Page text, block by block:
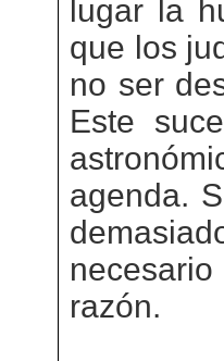
lugar la
que los
no ser
Este
agenda.
razón.